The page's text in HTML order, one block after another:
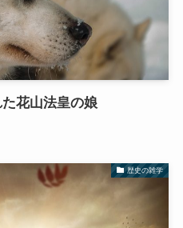
花山法皇の娘
歴史の雑学